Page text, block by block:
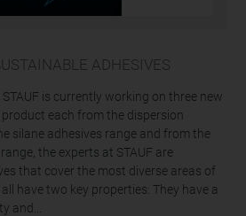
ADHESIVES
is currently working on three new
each from the dispersion
silane adhesives range and from the
the experts at STAUF are
that cover the most diverse areas of
have two key properties: They have a
and...